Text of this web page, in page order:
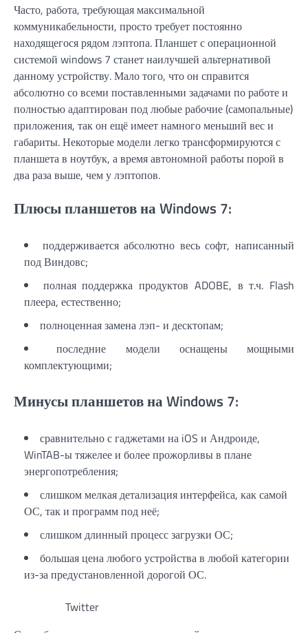
Часто, работа, требующая максимальной
коммуникабельности, просто требует постоянно
находящегося рядом лэптопа. Планшет с операционной
системой windows 7 станет наилучшей альтернативой
данному устройству. Мало того, что он справится
абсолютно со всеми поставленными задачами по работе и
полностью адаптирован под любые рабочие (самопальные)
приложения, так он ещё имеет намного меньший вес и
габариты. Некоторые модели легко трансформируются с
планшета в ноутбук, а время автономной работы порой в
два раза выше, чем у лэптопов.
Плюсы планшетов на Windows 7:
поддерживается абсолютно весь софт, написанный
под Виндовс;
полная поддержка продуктов ADOBE, в т.ч. Flash
плеера, естественно;
полноценная замена лэп- и десктопам;
последние модели оснащены мощными
комплектующими;
Минусы планшетов на Windows 7:
сравнительно с гаджетами на iOS и Андроиде,
WinTAB-ы тяжелее и более прожорливы в плане
энергопотребления;
слишком мелкая детализация интерфейса, как самой
ОС, так и программ под неё;
слишком длинный процесс загрузки ОС;
большая цена любого устройства в любой категории
из-за предустановленной дорогой ОС.
Twitter